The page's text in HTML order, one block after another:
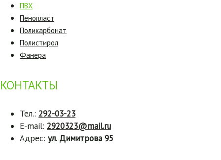
ПВХ
Пенопласт
Поликарбонат
Полистирол
Фанера
КОНТАКТЫ
Тел.: 292-03-23
E-mail: 2920323@mail.ru
Адрес: ул. Димитрова 95